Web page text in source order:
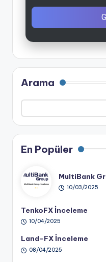
Arama
En Popüler
MultiBank
10/03/2025
TenkoFX İnceleme
10/04/2025
Land-FX İnceleme
08/04/2025